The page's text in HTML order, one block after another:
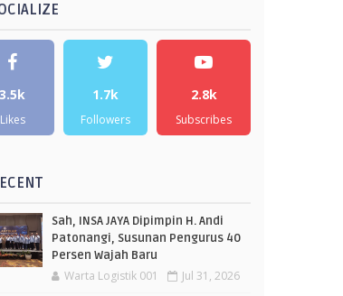
3.5k
Likes
1.7k
Followers
2.8k
Subscribes
Sah, INSA JAYA Dipimpin H. Andi
Patonangi, Susunan Pengurus 40
Persen Wajah Baru
Warta Logistik 001 Jul 31, 2026